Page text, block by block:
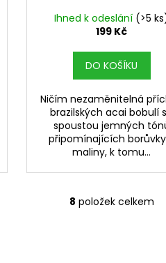
Ihned k odeslání (>5
199 Kč
DO KOŠÍKU
Ničím nezaměnitelná
brazilských acai bobulí
spoustou jemných
připomínajících
maliny, k tomu...
O
8 položek celkem